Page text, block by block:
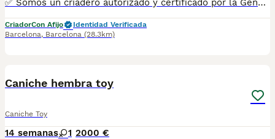
✅ Somos un criadero autorizado y certificado por la Generalitat de Catalunya bajo el número de Núcleo Zoológico G25/00314. PARA MÁS INFORMACIÓN: ☎️ 933095977 📱 685878504 / 674320847 🐶 Programa una visita para conocerlos 💻 Más fotos y vídeos en nuestra web www.aquanatura.es 🚙 Hacemos envíos 📌 Calle Roger de Flor 45, muy cerca del Arc de Triomf de Barcelona, de Lunes a Sábados. Se entregan con sus vacunas, desparasitados interna y externamente, con microchip y su registro, cartilla sanitaria y contrato de garantías, documentación legal y factura. AQUANATURA
CriadorCon Afijo
Identidad Verificada
Barcelona, Barcelona (28.3km)
Caniche hembra toy
Caniche Toy
14 semanas 1 2000 €